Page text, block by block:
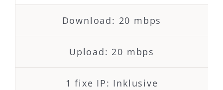
Download: 20 mbps
Upload: 20 mbps
1 fixe IP: Inklusive